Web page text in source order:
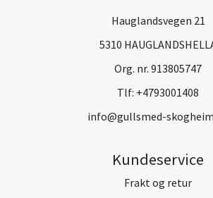
Hauglandsvegen 21
5310
Org. nr. 913805747
Tlf: +4793001408
info@gullsmed-
Kundeservice
Frakt og retur